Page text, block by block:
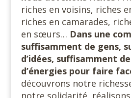
riches en voisins, riches
riches en camarades,
en sœurs… Dans une
suffisamment de gens,
d’idées, suffisamment
d’énergies pour faire
découvrons notre
notre solidarité,